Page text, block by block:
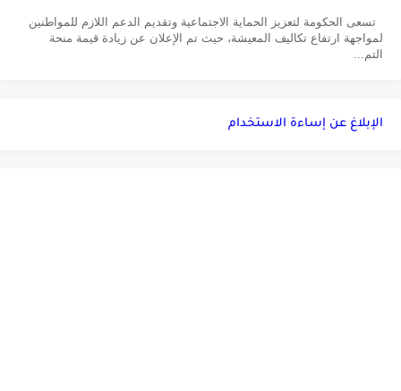
تسعى الحكومة لتعزيز الحماية الاجتماعية وتقديم الدعم اللازم للمواطنين
لمواجهة ارتفاع تكاليف المعيشة، حيث تم الإعلان عن زيادة قيمة منحة
التم...
الإبلاغ عن إساءة الاستخدام